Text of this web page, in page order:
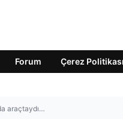
Forum Çerez Politikası
araçtaydı…